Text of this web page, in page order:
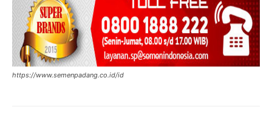
https://www.semenpadang.co.id/id